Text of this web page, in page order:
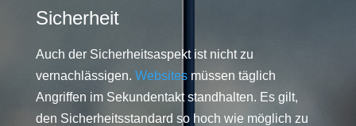
Sicherheit
Auch der Sicherheitsaspekt ist nicht zu
vernachlässigen. Websitesmüssen täglich
Angriffen im Sekundentakt standhalten. Es gilt,
den Sicherheitsstandard so hoch wie möglich zu